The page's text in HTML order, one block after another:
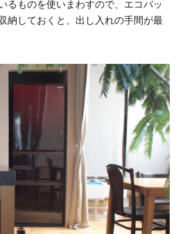
るものを使いまわすので、エコバッ
納しておくと、出し入れの手間が最